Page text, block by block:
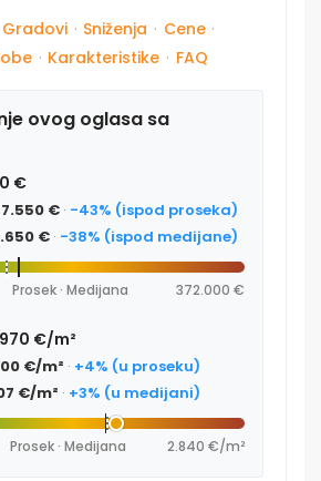
Gradovi · Sniženja · Cene ·
· Karakteristike · FAQ
ovog oglasa sa
€
€ · -43% (ispod proseka)
€ · -38% (ispod medijane)
Prosek · Medijana 372.000 €
€/m²
€/m² · +4% (u proseku)
€/m² · +3% (u medijani)
Prosek · Medijana 2.840 €/m²